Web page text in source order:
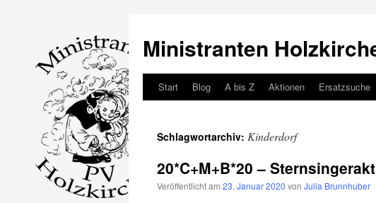
Ministranten
Zum
springen
Start Blog A bis Z Aktionen Ersatzsuche
Schlagwortarchiv: Kinderdorf
20*C+M+B*20 –
Veröffentlicht am 23. Januar 2020 von Julia Brunnhuber